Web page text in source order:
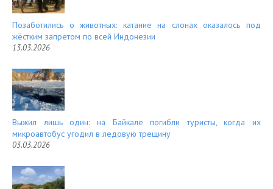
Позаботились о животных: катание на слонах оказалось под
жёстким запретом по всей Индонезии
13.03.2026
Выжил лишь один: на Байкале погибли туристы, когда их
микроавтобус угодил в ледовую трещину
03.03.2026